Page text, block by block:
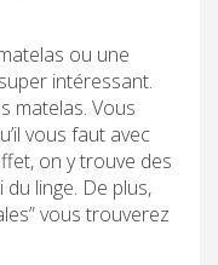
ou une
intéressant.
matelas. Vous
vous faut avec
on y trouve des
linge. De plus,
vous trouverez